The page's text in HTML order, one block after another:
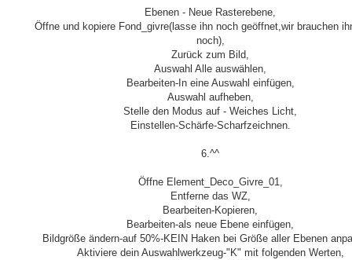
Ebenen - Neue Rasterebene,
Öffne und kopiere Fond_givre(lasse ihn noch geöffnet,wir brauchen
noch),
Zurück zum Bild,
Auswahl Alle auswählen,
Bearbeiten-In eine Auswahl einfügen,
Auswahl aufheben,
Stelle den Modus auf - Weiches Licht,
Einstellen-Schärfe-Scharfzeichnen.
6.^^
Öffne Element_Deco_Givre_01,
Entferne das WZ,
Bearbeiten-Kopieren,
Bearbeiten-als neue Ebene einfügen,
Bildgröße ändern-auf 50%-KEIN Haken bei Größe aller Ebenen
Aktiviere dein Auswahlwerkzeug-"K" mit folgenden Werten,